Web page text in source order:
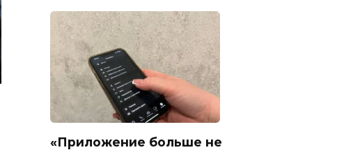
«Приложение больше не